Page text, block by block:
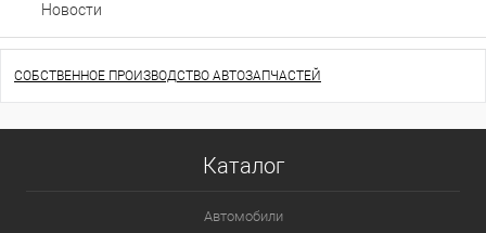
Новости
СОБСТВЕННОЕ ПРОИЗВОДСТВО АВТОЗАПЧАСТЕЙ
Каталог
Автомобили